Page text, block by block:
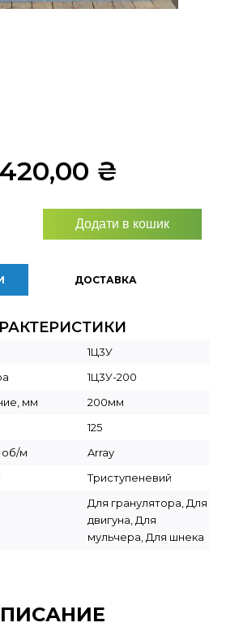
₴
Додати в кошик
ДОСТАВКА
1Ц3У
1Ц3У-200
мм
200мм
125
об/м
Array
Триступеневий
Для гранулятора, Для
двигуна, Для
мульчера, Для шнека